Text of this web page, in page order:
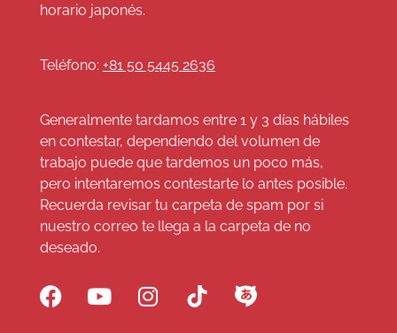
horario japonés.
Teléfono: +81 50 5445 2636
Generalmente tardamos entre 1 y 3 días hábiles
en contestar, dependiendo del volumen de
trabajo puede que tardemos un poco más,
pero intentaremos contestarte lo antes posible.
Recuerda revisar tu carpeta de spam por si
nuestro correo te llega a la carpeta de no
deseado.